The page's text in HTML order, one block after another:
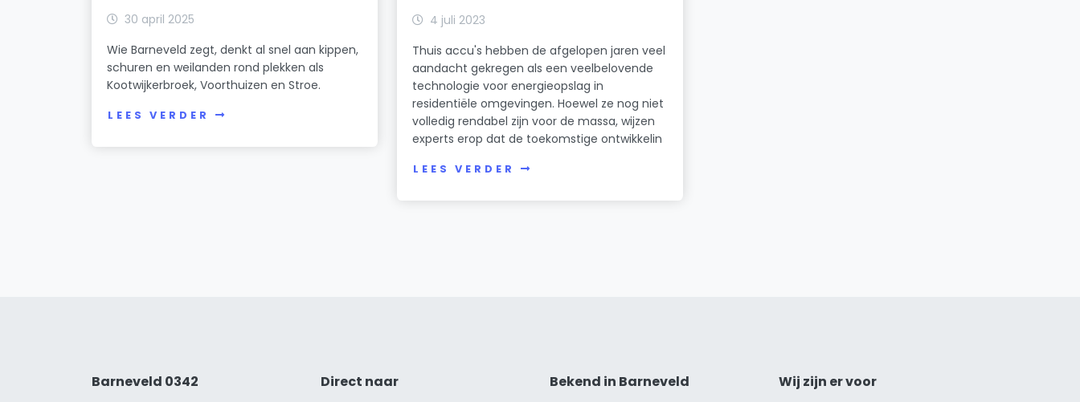
30 april 2025
Wie Barneveld zegt, denkt al snel aan kippen,
schuren en weilanden rond plekken als
Kootwijkerbroek, Voorthuizen en Stroe.
LEES VERDER
4 juli 2023
Thuis accu's hebben de afgelopen jaren veel
aandacht gekregen als een veelbelovende
technologie voor energieopslag in
residentiële omgevingen. Hoewel ze nog niet
volledig rendabel zijn voor de massa, wijzen
experts erop dat de toekomstige ontwikkelin
LEES VERDER
Barneveld 0342
Direct naar
Bekend in Barneveld
Wij zijn er voor